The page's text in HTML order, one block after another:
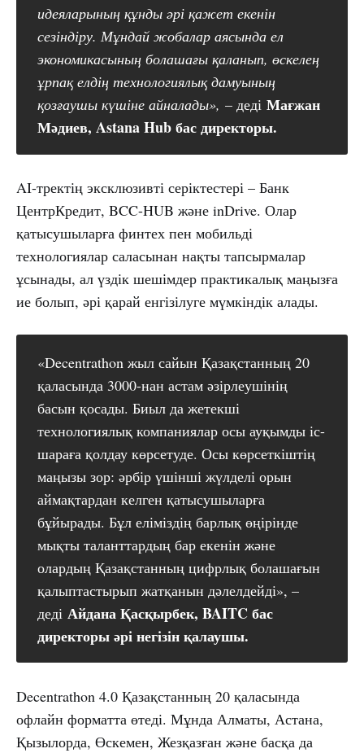
идеяларының құнды әрі қажет екенін
сезіндіру. Мұндай жобалар аясында ел
экономикасының болашағы қаланып, өскелең
ұрпақ елдің технологиялық дамуының
қозғаушы күшіне айналады», – деді Мағжан
Мәдиев, Astana Hub бас директоры.
AI-тректің эксклюзивті серіктестері – Банк
ЦентрКредит, BCC-HUB және inDrive. Олар
қатысушыларға финтех пен мобильді
технологиялар саласынан нақты тапсырмалар
ұсынады, ал үздік шешімдер практикалық маңызға
ие болып, әрі қарай енгізілуге мүмкіндік алады.
«Decentrathon жыл сайын Қазақстанның 20
қаласында 3000-нан астам әзірлеушінің
басын қосады. Биыл да жетекші
технологиялық компаниялар осы ауқымды іс-
шараға қолдау көрсетуде. Осы көрсеткіштің
маңызы зор: әрбір үшінші жүлделі орын
аймақтардан келген қатысушыларға
бұйырады. Бұл еліміздің барлық өңірінде
мықты таланттардың бар екенін және
олардың Қазақстанның цифрлық болашағын
қалыптастырып жатқанын дәлелдейді», –
деді Айдана Қасқырбек, BAITC бас
директоры әрі негізін қалаушы.
Decentrathon 4.0 Қазақстанның 20 қаласында
офлайн форматта өтеді. Мұнда Алматы, Астана,
Қызылорда, Өскемен, Жезқазған және басқа да